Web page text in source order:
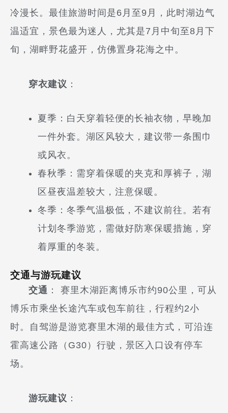
冷漫长。最佳旅游时间是6月至9月，此时湖边气
温适宜，景色最为迷人，尤其是7月中旬至8月下
旬，湖畔野花盛开，仿佛置身花海之中。
穿衣建议 ：
夏季：白天穿着轻便的长袖衣物，早晚加
一件外套。湖区风较大，建议带一条围巾
或风衣。
春秋季：需穿着保暖的夹克和厚裤子，湖
区昼夜温差较大，注意保暖。
冬季：冬季气温极低，不建议前往。若有
计划冬季游览，需做好防寒保暖措施，穿
着厚重的冬装。
交通与游玩建议
交通 ： 赛里木湖距离博乐市约90公里，可从
博乐市乘坐长途汽车或包车前往，行程约2小
时。自驾游是游览赛里木湖的最佳方式，可沿连
霍高速公路（G30）行驶，景区入口设有停车
场。
游玩建议 ：